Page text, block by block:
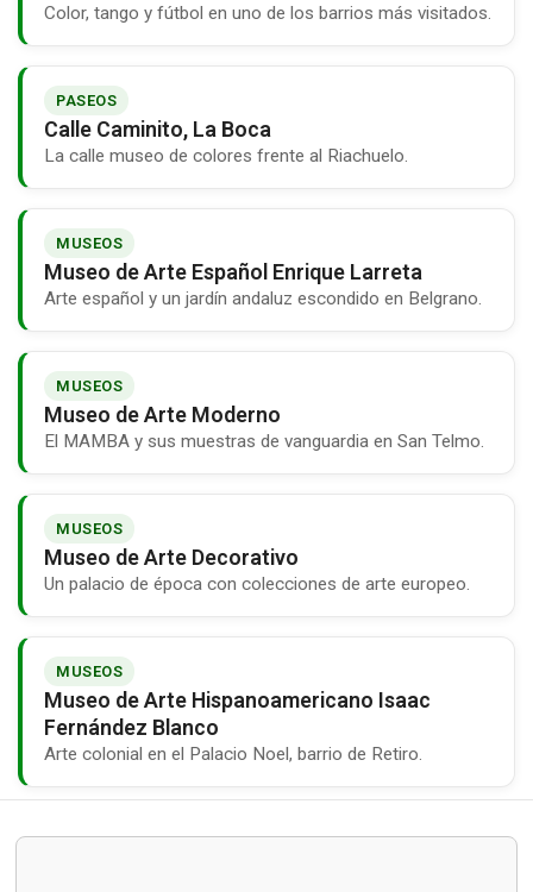
Color, tango y fútbol en uno de los barrios más visitados.
PASEOS
Calle Caminito, La Boca
La calle museo de colores frente al Riachuelo.
MUSEOS
Museo de Arte Español Enrique Larreta
Arte español y un jardín andaluz escondido en Belgrano.
MUSEOS
Museo de Arte Moderno
El MAMBA y sus muestras de vanguardia en San Telmo.
MUSEOS
Museo de Arte Decorativo
Un palacio de época con colecciones de arte europeo.
MUSEOS
Museo de Arte Hispanoamericano Isaac
Fernández Blanco
Arte colonial en el Palacio Noel, barrio de Retiro.